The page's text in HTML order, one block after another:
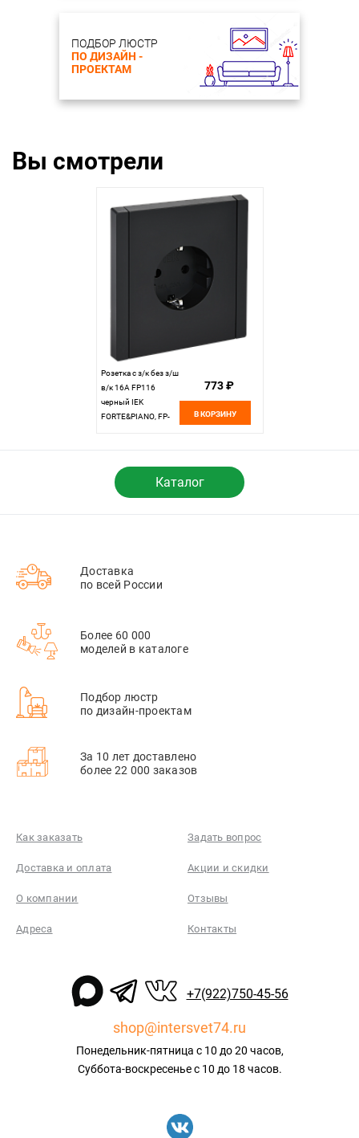
ПОДБОР ЛЮСТР
ПО ДИЗАЙН -
ПРОЕКТАМ
Вы смотрели
Розетка с з/к без з/ш
в/к 16А FP116
черный IEK
FORTE&PIANO, FP-
773 ₽
В КОРЗИНУ
Каталог
Доставка
по всей России
Более 60 000
моделей в каталоге
Подбор люстр
по дизайн-проектам
За 10 лет доставлено
более 22 000 заказов
Как заказать Задать вопрос
Доставка и оплата Акции и скидки
О компании Отзывы
Адреса Контакты
+7(922)750-45-56
shop@intersvet74.ru
Понедельник-пятница с 10 до 20 часов,
Суббота-воскресенье с 10 до 18 часов.